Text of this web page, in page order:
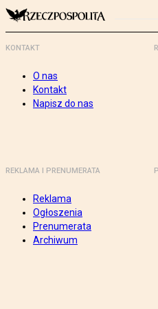
KONTAKT
O nas
Kontakt
Napisz do nas
REKLAMA I PRENUMERATA
Reklama
Ogłoszenia
Prenumerata
Archiwum